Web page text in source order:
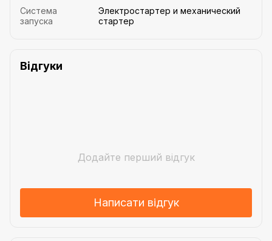
Система
запуска
Электростартер и механический
стартер
Відгуки
Додайте перший відгук
Написати відгук